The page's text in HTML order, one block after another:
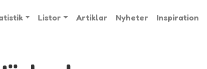
Listor Artiklar Nyheter Inspiration